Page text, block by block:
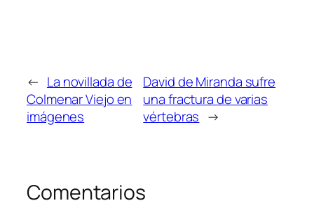
← La novillada de
Colmenar Viejo en
imágenes
David de Miranda sufre
una fractura de varias
vértebras →
Comentarios